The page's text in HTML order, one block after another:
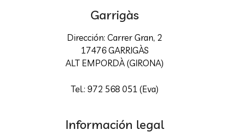
Garrigàs
Dirección: Carrer Gran, 2
17476 GARRIGÀS
ALT EMPORDÀ (GIRONA)
Tel.: 972 568 051 (Eva)
Información legal